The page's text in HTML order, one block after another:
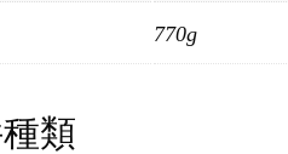
770g
類